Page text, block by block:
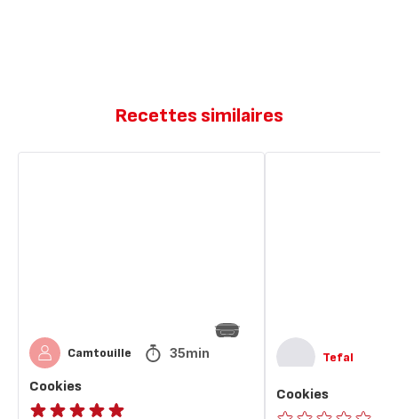
Recettes similaires
Camtouille 35min
Cookies
Tefal
Cookies